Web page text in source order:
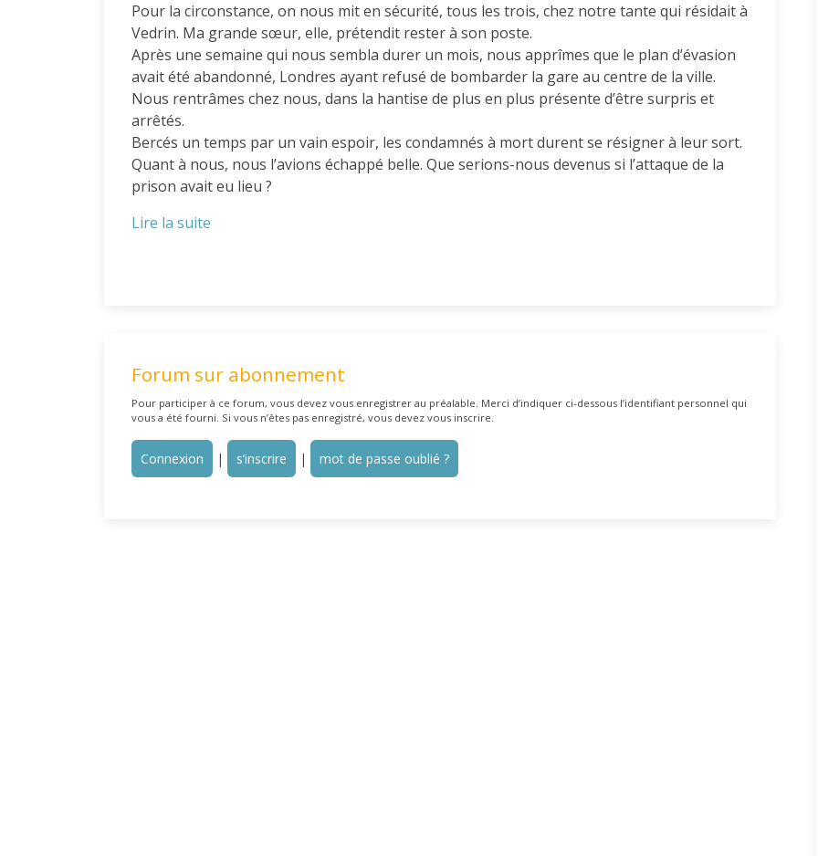
Pour la circonstance, on nous mit en sécurité, tous les trois, chez notre tante qui résidait à
Vedrin. Ma grande sœur, elle, prétendit rester à son poste.
Après une semaine qui nous sembla durer un mois, nous apprîmes que le plan d’évasion
avait été abandonné, Londres ayant refusé de bombarder la gare au centre de la ville.
Nous rentrâmes chez nous, dans la hantise de plus en plus présente d’être surpris et
arrêtés.
Bercés un temps par un vain espoir, les condamnés à mort durent se résigner à leur sort.
Quant à nous, nous l’avions échappé belle. Que serions-nous devenus si l’attaque de la
prison avait eu lieu ?
Lire la suite
Forum sur abonnement
Pour participer à ce forum, vous devez vous enregistrer au préalable. Merci d’indiquer ci-dessous l’identifiant personnel qui
vous a été fourni. Si vous n’êtes pas enregistré, vous devez vous inscrire.
Connexion | s’inscrire | mot de passe oublié ?